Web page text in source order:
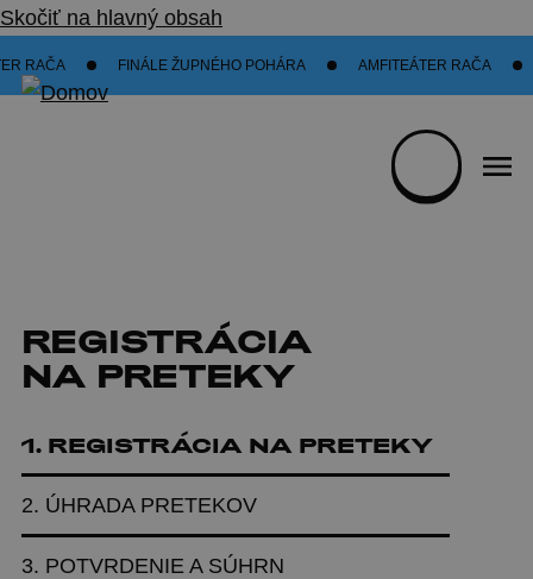
Skočiť na hlavný obsah
RAČA FINÁLE ŽUPNÉHO POHÁRA AMFITEÁTER RAČA
REGISTRÁCIA
NA PRETEKY
1. REGISTRÁCIA NA PRETEKY
2. ÚHRADA PRETEKOV
3. POTVRDENIE A SÚHRN